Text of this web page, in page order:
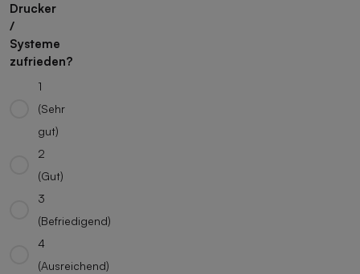
Drucker
/
Systeme
zufrieden?
1
(Sehr
gut)
2
(Gut)
3
(Befriedigend)
4
(Ausreichend)